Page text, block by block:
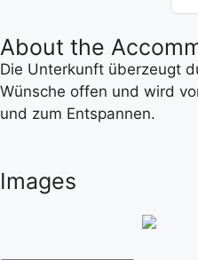
About the
Die Unterkunft überzeugt
Wünsche offen und wird
und zum Entspannen.
Images